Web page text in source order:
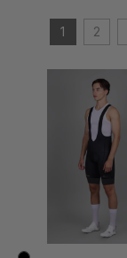
1 2